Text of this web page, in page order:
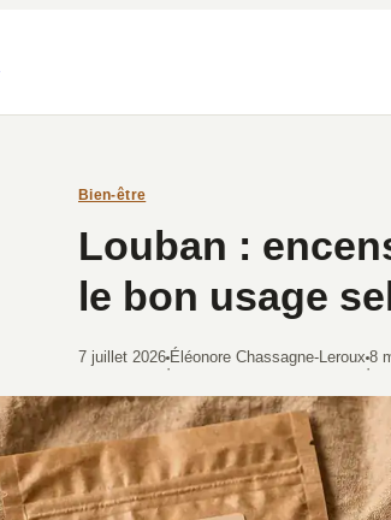
Bien-être
Louban :
le bon usage
7 juillet 2026
·
Éléonore Chassagne-Leroux
·
8